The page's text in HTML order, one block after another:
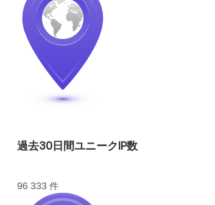
過去30日間ユニークIP数
96 333 件